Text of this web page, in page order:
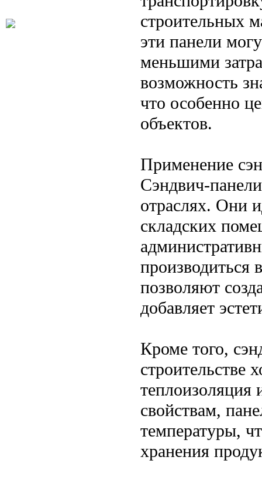
строительных
эти панели
меньшими
возможность
что особенно
объектов.
Применение
Сэндвич-
отраслях. Они
складских
производиться
позволяют
добавляет
Кроме того,
строительстве
теплоизоляция
свойствам,
температуры,
хранения